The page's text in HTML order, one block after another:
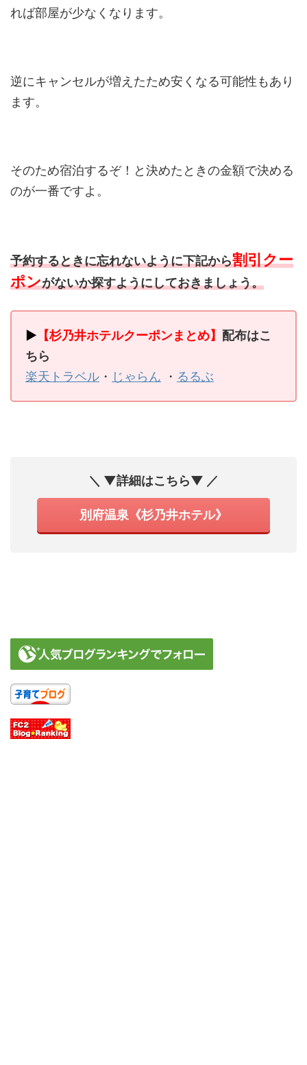
れば部屋が少なくなります。
逆にキャンセルが増えたため安くなる可能性もあり
ます。
そのため宿泊するぞ！と決めたときの金額で決める
のが一番ですよ。
予約するときに忘れないように下記から割引クー
ポンがないか探すようにしておきましょう。
▶ 【杉乃井ホテルクーポンまとめ】 配布はこ
ちら
楽天トラベル ・ じゃらん ・ るるぶ
＼ ▼詳細はこちら▼ ／
別府温泉《杉乃井ホテル》